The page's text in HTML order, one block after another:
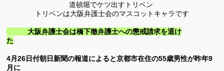
道頓堀でケツ出すトリベン
トリベンは大阪弁護士会のマスコットキャラです
大阪弁護士会は橋下徹弁護士への懲戒請求を退け
た
4月26日付朝日新聞の報道によると京都市在住の55歳男性が昨年9
月に